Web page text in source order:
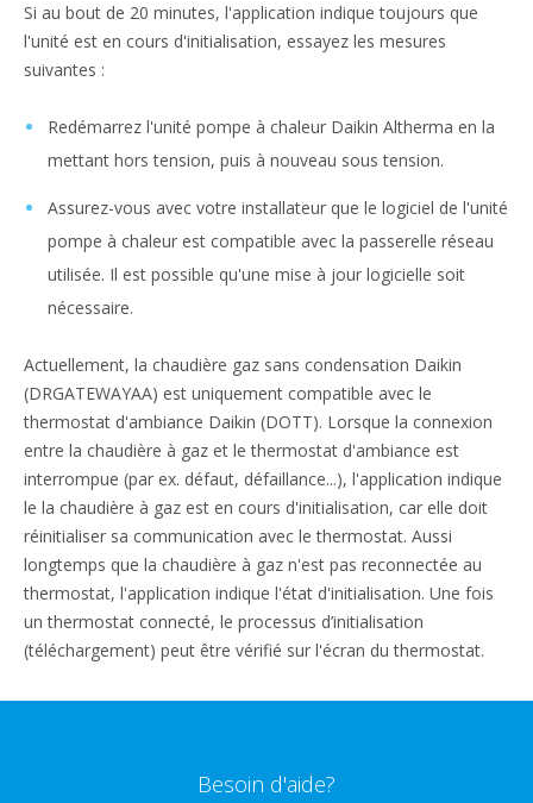
Si au bout de 20 minutes, l'application indique toujours que
l'unité est en cours d'initialisation, essayez les mesures
suivantes :
Redémarrez l'unité pompe à chaleur Daikin Altherma en la
mettant hors tension, puis à nouveau sous tension.
Assurez-vous avec votre installateur que le logiciel de l'unité
pompe à chaleur est compatible avec la passerelle réseau
utilisée. Il est possible qu'une mise à jour logicielle soit
nécessaire.
Actuellement, la chaudière gaz sans condensation Daikin
(DRGATEWAYAA) est uniquement compatible avec le
thermostat d'ambiance Daikin (DOTT). Lorsque la connexion
entre la chaudière à gaz et le thermostat d'ambiance est
interrompue (par ex. défaut, défaillance...), l'application indique
le la chaudière à gaz est en cours d'initialisation, car elle doit
réinitialiser sa communication avec le thermostat. Aussi
longtemps que la chaudière à gaz n'est pas reconnectée au
thermostat, l'application indique l'état d'initialisation. Une fois
un thermostat connecté, le processus d’initialisation
(téléchargement) peut être vérifié sur l'écran du thermostat.
Besoin d'aide?